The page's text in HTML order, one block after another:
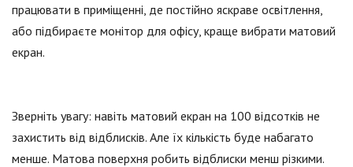
працювати в приміщенні, де постійно яскраве освітлення,
або підбираєте монітор для офісу, краще вибрати матовий
екран.
Зверніть увагу: навіть матовий екран на 100 відсотків не
захистить від відблисків. Але їх кількість буде набагато
менше. Матова поверхня робить відблиски менш різкими.